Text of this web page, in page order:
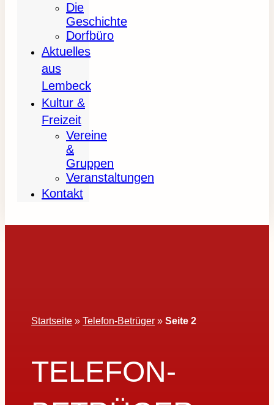
Die
Geschichte
Dorfbüro
Aktuelles
aus
Lembeck
Kultur &
Freizeit
Vereine
&
Gruppen
Veranstaltungen
Kontakt
Startseite »Telefon-Betrüger »Seite 2
TELEFON-